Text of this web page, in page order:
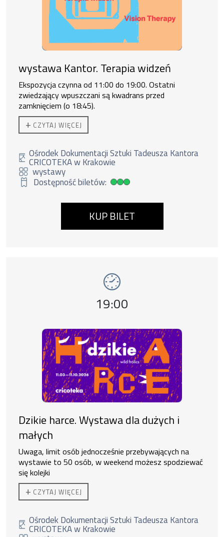
wystawa Kantor. Terapia widzeń
Ekspozycja czynna od 11:00 do 19:00. Ostatni
zwiedzający wpuszczani są kwadrans przed
zamknięciem (o 18:45).
Do zakupu biletu rodzinnego uprawnione są
dorosłe + 3 dzieci lub 1 os. dorosła + 4 dzieci.
+ CZYTAJ WIĘCEJ
Ośrodek Dokumentacji Sztuki Tadeusza Kantora
CRICOTEKA w Krakowie
wystawy
Dostępność biletów:
Duża dostępność biletów
KUP BILET
Godzina wydarzenia,
19:00
Dzikie harce. Wystawa dla dużych i
małych
Uwaga, limit osób jednocześnie przebywających na
wystawie to 50 osób, w weekend możesz spodziewać
się kolejki
Ekspozycja czynna od 11:00 do 19:00.
Do zakupu biletu rodzinnego uprawnione są
dorosłe + 3 dzieci lub 1 os. dorosła + 4 dzieci.
zostawiają małych bez opieki.
+ CZYTAJ WIĘCEJ
Ośrodek Dokumentacji Sztuki Tadeusza Kantora
CRICOTEKA w Krakowie